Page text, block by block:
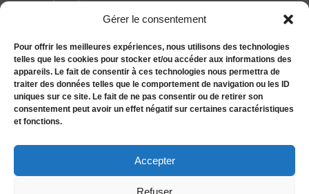
Gérer le consentement
Pour offrir les meilleures expériences, nous utilisons des technologies
telles que les cookies pour stocker et/ou accéder aux informations des
appareils. Le fait de consentir à ces technologies nous permettra de
traiter des données telles que le comportement de navigation ou les ID
uniques sur ce site. Le fait de ne pas consentir ou de retirer son
consentement peut avoir un effet négatif sur certaines caractéristiques
et fonctions.
Accepter
Refuser
Accueil
Entreprises
Compléments alimentaires bien-être S&You
Actualités
Tarifs
Contact